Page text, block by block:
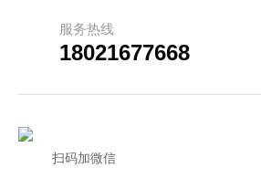
服务热线
18021677668
扫码加微信